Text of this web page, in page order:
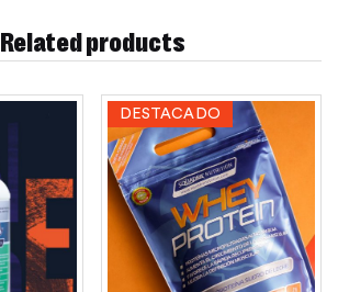
Related products
DESTACADO